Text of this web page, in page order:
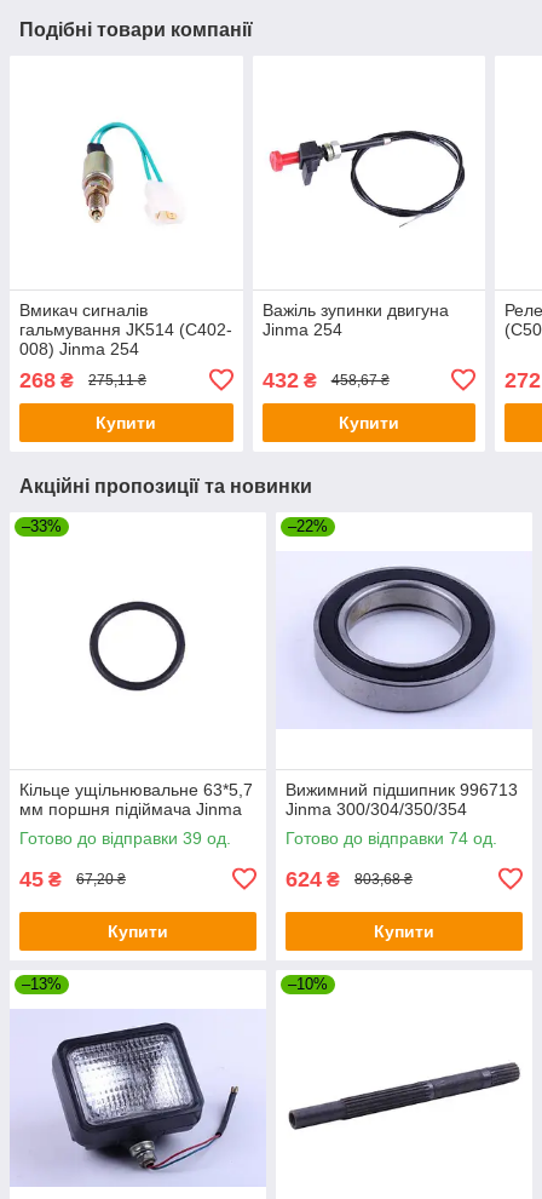
Подібні товари компанії
Вмикач сигналів
гальмування JK514 (C402-
008) Jinma 254
268 ₴ 275,11 ₴
Купити
Важіль зупинки двигуна
Jinma 254
432₴ 458,67 ₴
Купити
272
Акційні пропозиції та новинки
–33%
Кільце ущільнювальне 63*5,7
мм поршня підіймача Jinma
Готово до відправки 39 од.
45 ₴ 67,20 ₴
Купити
–22%
Вижимний підшипник 996713
Jinma 300/304/350/354
Готово до відправки 74 од.
624 ₴ 803,68 ₴
Купити
–13% –10%